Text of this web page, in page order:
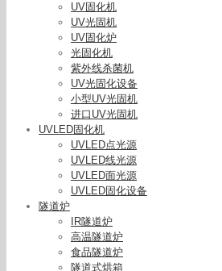
UV固化机
UV光固机
UV固化炉
光固化机
紫外线杀菌机
UV光固化设备
小型UV光固机
进口UV光固机
UVLED固化机
UVLED点光源
UVLED线光源
UVLED面光源
UVLED固化设备
隧道炉
IR隧道炉
高温隧道炉
食品隧道炉
隧道式烘箱